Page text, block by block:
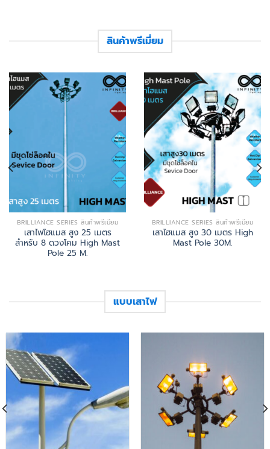
สินค้าพรีเมี่ยม
BRILLIANCE SERIES สินค้าพรีเมี่ยม
เสาไฟไฮแมส สูง 25 เมตร
สำหรับ 8 ดวงโคม High Mast
Pole 25 M.
BRILLIANCE SERIES สินค้าพรีเมี่ยม
เสาไฮแมส สูง 30 เมตร High
Mast Pole 30M.
แบบเสาไฟ